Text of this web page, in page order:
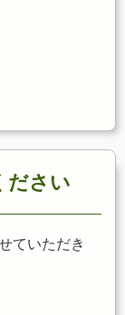
ださい
ていただき